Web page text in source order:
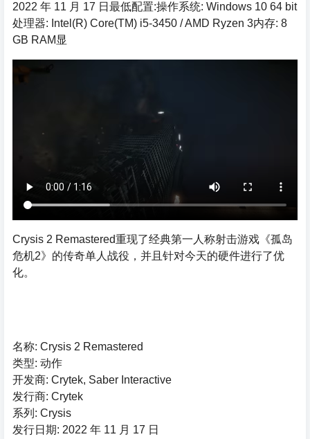
2022 年 11 月 17 日最低配置:操作系统: Windows 10 64 bit
处理器: Intel(R) Core(TM) i5-3450 / AMD Ryzen 3内存: 8
GB RAM显
Crysis 2 Remastered重现了经典第一人称射击游戏《孤岛
危机2》的传奇单人战役，并且针对今天的硬件进行了优
化。
名称: Crysis 2 Remastered
类型: 动作
开发商: Crytek, Saber Interactive
发行商: Crytek
系列: Crysis
发行日期: 2022 年 11 月 17 日